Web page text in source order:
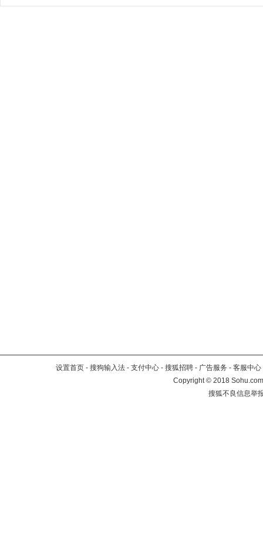
设置首页 - 搜狗输入法 - 支付中心 - 搜狐招聘 - 广告服务 - 客服中心
Copyright©2018
搜狐不良信息举